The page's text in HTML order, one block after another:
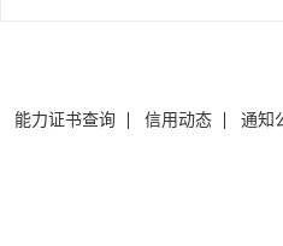
能力证书查询 信用动态 通知